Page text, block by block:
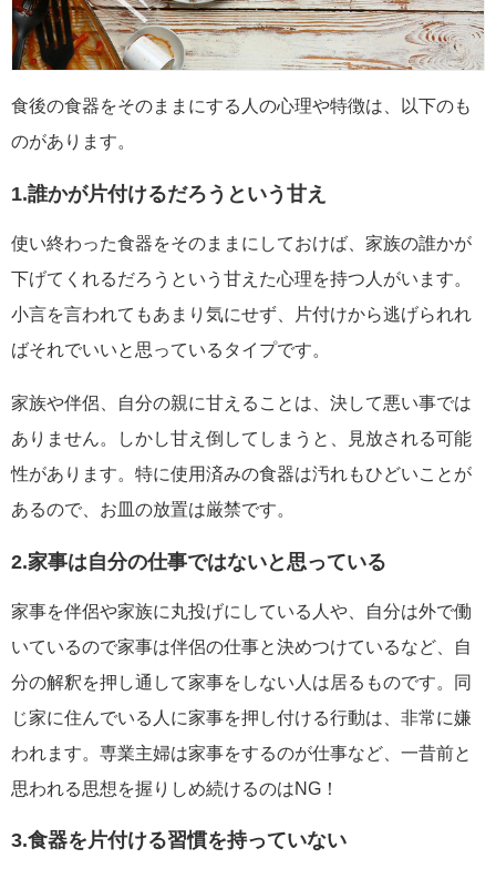
食後の食器をそのままにする人の心理や特徴は、以下のも
のがあります。
1.誰かが片付けるだろうという甘え
使い終わった食器をそのままにしておけば、家族の誰かが
下げてくれるだろうという甘えた心理を持つ人がいます。
小言を言われてもあまり気にせず、片付けから逃げられれ
ばそれでいいと思っているタイプです。
家族や伴侶、自分の親に甘えることは、決して悪い事では
ありません。しかし甘え倒してしまうと、見放される可能
性があります。特に使用済みの食器は汚れもひどいことが
あるので、お皿の放置は厳禁です。
2.家事は自分の仕事ではないと思っている
家事を伴侶や家族に丸投げにしている人や、自分は外で働
いているので家事は伴侶の仕事と決めつけているなど、自
分の解釈を押し通して家事をしない人は居るものです。同
じ家に住んでいる人に家事を押し付ける行動は、非常に嫌
われます。専業主婦は家事をするのが仕事など、一昔前と
思われる思想を握りしめ続けるのはNG！
3.食器を片付ける習慣を持っていない